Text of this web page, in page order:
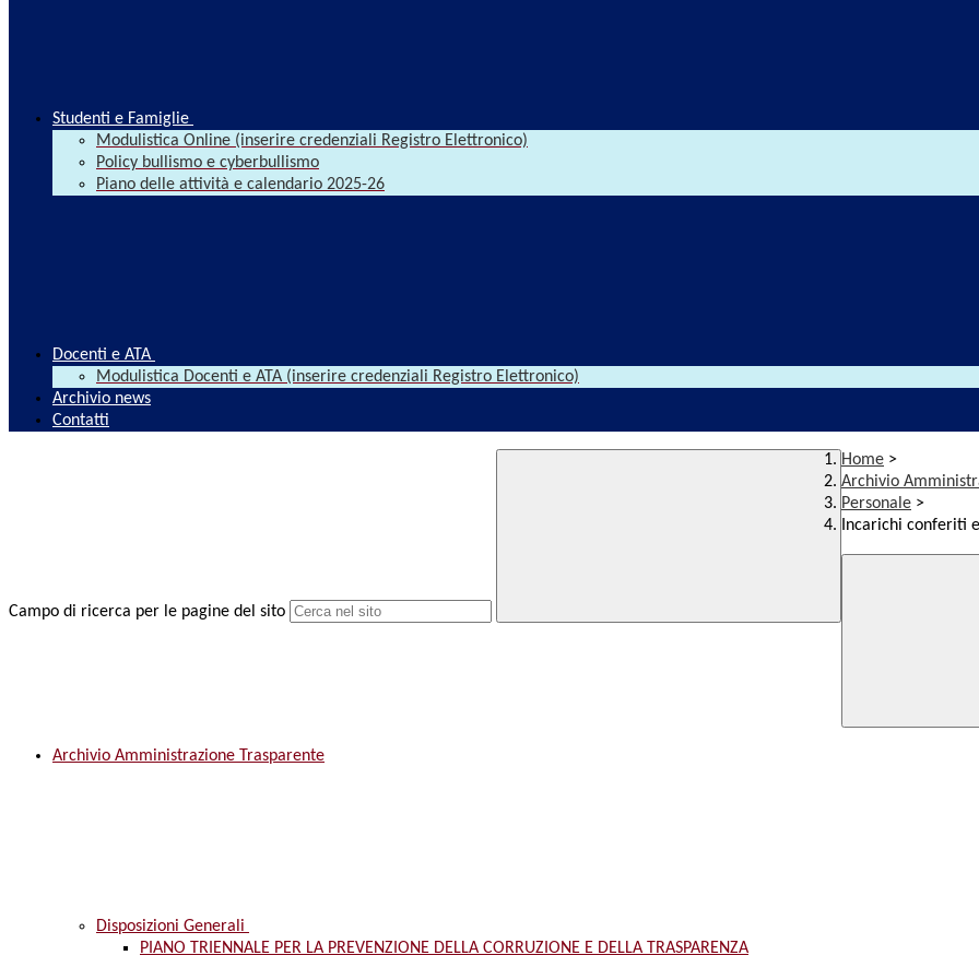
Studenti e Famiglie
Modulistica Online (inserire credenziali Registro Elettronico)
Policy bullismo e cyberbullismo
Piano delle attività e calendario 2025-26
Docenti e ATA
Modulistica Docenti e ATA (inserire credenziali Registro Elettronico)
Archivio news
Contatti
Campo di ricerca per le pagine del sito
Home >
Archivio
Personale >
Incarichi conferiti
Archivio Amministrazione Trasparente
Disposizioni Generali
PIANO TRIENNALE PER LA PREVENZIONE DELLA CORRUZIONE E DELLA TRASPARENZA